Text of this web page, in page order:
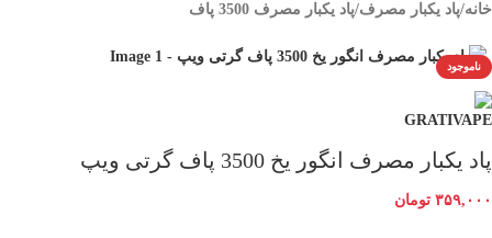
خانه/پاد یکبار مصرف/پاد یکبار مصرف 3500 پاف
ناموجود
پاد یکبار مصرف انگور یخ 3500 پاف گرتی ویپ
۳۵۹,۰۰۰ تومان